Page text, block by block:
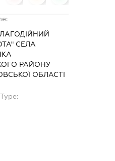
СЕЛА
РАЙОНУ
ОБЛАСТІ